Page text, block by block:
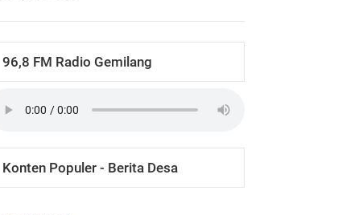
96,8 FM Radio Gemilang
Konten Populer - Berita Desa